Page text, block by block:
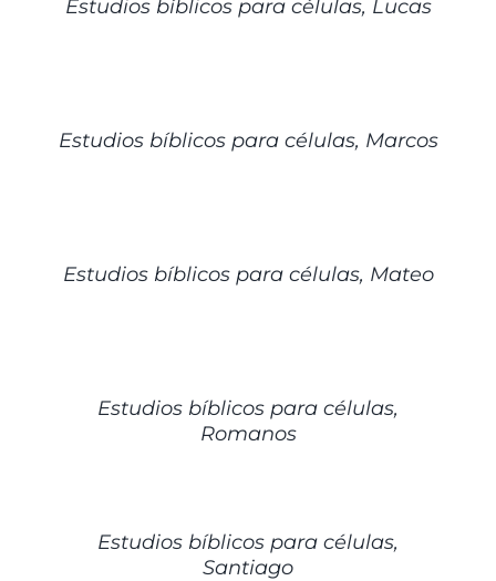
Estudios bíblicos para células, Lucas
Estudios bíblicos para células, Marcos
Estudios bíblicos para células, Mateo
Estudios bíblicos para células,
Romanos
Estudios bíblicos para células,
Santiago